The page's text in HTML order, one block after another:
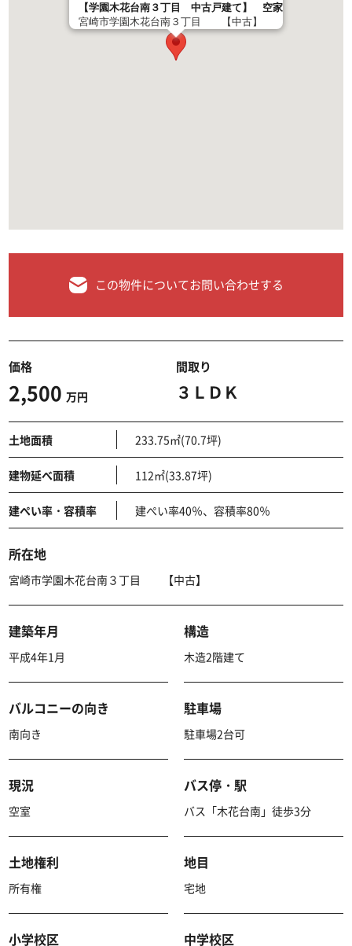
【学園木花台南３丁目 中古戸建て】 空家
宮崎市学園木花台南３丁目 【中古】
この物件についてお問い合わせする
価格
2,500 万円
間取り
３ＬＤＫ
土地面積 233.75㎡(70.7坪)
建物延べ面積 112㎡(33.87坪)
建ぺい率・容積率 建ぺい率40％、容積率80％
所在地
宮崎市学園木花台南３丁目 【中古】
建築年月
平成4年1月
構造
木造2階建て
バルコニーの向き
南向き
駐車場
駐車場2台可
現況
空室
バス停・駅
バス「木花台南」徒歩3分
土地権利
所有権
地目
宅地
小学校区 中学校区